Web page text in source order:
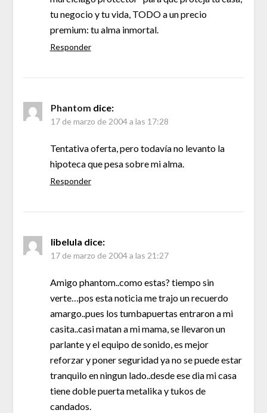
tu negocio y tu vida, TODO a un precio
premium: tu alma inmortal.
Responder
Phantom dice:
17 de marzo de 2004 a las 17:28
Tentativa oferta, pero todavía no levanto la
hipoteca que pesa sobre mi alma.
Responder
libelula dice:
17 de marzo de 2004 a las 21:27
Amigo phantom..como estas? tiempo sin
verte…pos esta noticia me trajo un recuerdo
amargo..pues los tumbapuertas entraron a mi
casita..casi matan a mi mama, se llevaron un
parlante y el equipo de sonido, es mejor
reforzar y poner seguridad ya no se puede estar
tranquilo en ningun lado..desde ese dia mi casa
tiene doble puerta metalika y tukos de
candados.